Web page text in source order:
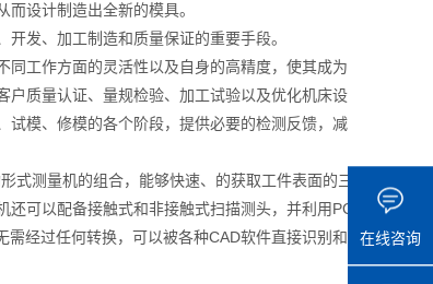
设计制造出全新的模具。
发、加工制造和质量保证的重要手段。
工作方面的灵活性以及自身的高精度，使其成为
质量认证、量规检验、加工试验以及优化机床设
试模、修模的各个阶段，提供必要的检测反馈，减
式测量机的组合，能够快速、的获取工件表面的三
可以配备接触式和非接触式扫描测头，并利用PC-
经过任何转换，可以被各种CAD软件直接识别和
在线咨询